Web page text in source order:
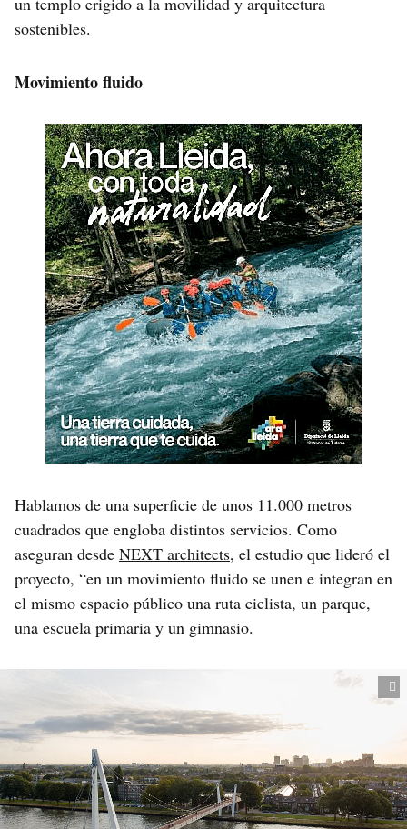
sostenibles.
Movimiento fluido
Hablamos de una superficie de unos 11.000 metros
cuadrados que engloba distintos servicios. Como
aseguran desde NEXT architects, el estudio que lideró el
proyecto, “en un movimiento fluido se unen e integran en
el mismo espacio público una ruta ciclista, un parque,
una escuela primaria y un gimnasio.